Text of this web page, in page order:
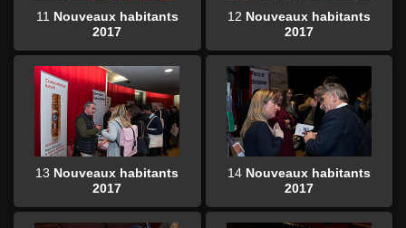
11 Nouveaux habitants
2017
12 Nouveaux habitants
2017
13 Nouveaux habitants
2017
14 Nouveaux habitants
2017